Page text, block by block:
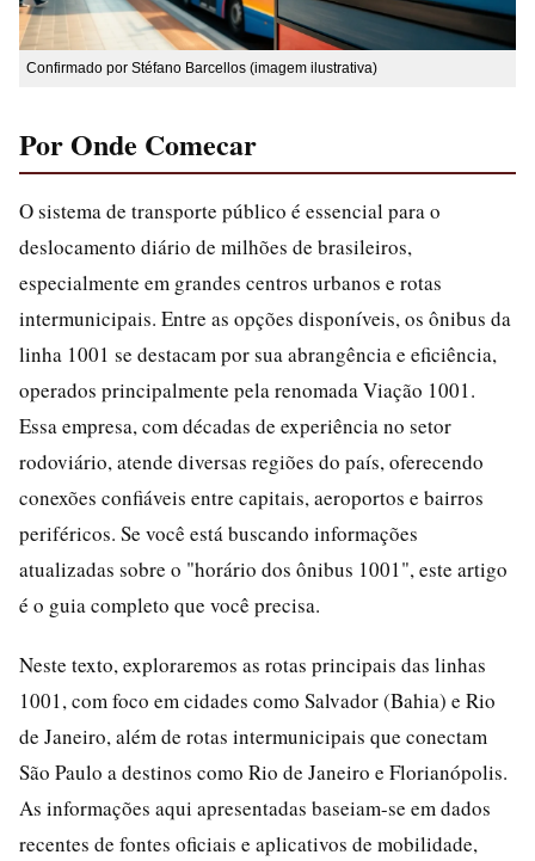
Confirmado por Stéfano Barcellos (imagem ilustrativa)
Por Onde Comecar
O sistema de transporte público é essencial para o
deslocamento diário de milhões de brasileiros,
especialmente em grandes centros urbanos e rotas
intermunicipais. Entre as opções disponíveis, os ônibus da
linha 1001 se destacam por sua abrangência e eficiência,
operados principalmente pela renomada Viação 1001.
Essa empresa, com décadas de experiência no setor
rodoviário, atende diversas regiões do país, oferecendo
conexões confiáveis entre capitais, aeroportos e bairros
periféricos. Se você está buscando informações
atualizadas sobre o "horário dos ônibus 1001", este artigo
é o guia completo que você precisa.
Neste texto, exploraremos as rotas principais das linhas
1001, com foco em cidades como Salvador (Bahia) e Rio
de Janeiro, além de rotas intermunicipais que conectam
São Paulo a destinos como Rio de Janeiro e Florianópolis.
As informações aqui apresentadas baseiam-se em dados
recentes de fontes oficiais e aplicativos de mobilidade,